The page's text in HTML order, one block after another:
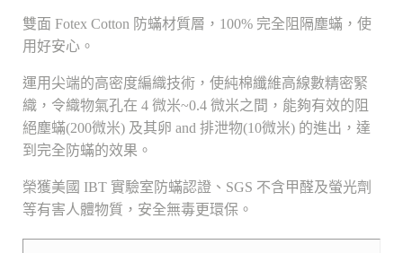
雙面 Fotex Cotton 防蟎材質層，100% 完全阻隔塵蟎，使
用好安心。
運用尖端的高密度編織技術，使純棉纖維高線數精密緊
織，令織物氣孔在 4 微米~0.4 微米之間，能夠有效的阻
絕塵蟎(200微米) 及其卵 and 排泄物(10微米) 的進出，達
到完全防蟎的效果。
榮獲美國 IBT 實驗室防蟎認證、SGS 不含甲醛及螢光劑
等有害人體物質，安全無毒更環保。